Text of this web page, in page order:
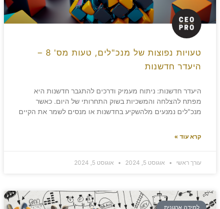
טעויות נפוצות של מנכ"לים, טעות מס' 8 –
היעדר חדשנות
היעדר חדשנות: ניתוח מעמיק ודרכים להתגבר חדשנות היא
מפתח להצלחה והמשכיות בשוק התחרותי של היום. כאשר
מנכ"לים נמנעים מלהשקיע בחדשנות או מנסים לשמר את הקיים
קרא עוד »
עורך ראשי אוגוסט 5, 2024 אוגוסט 5, 2024
למידה ארגונית